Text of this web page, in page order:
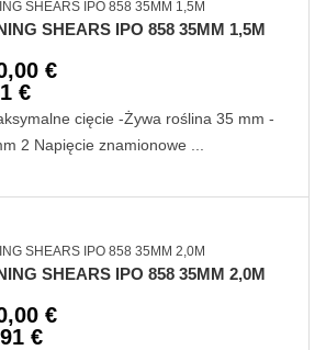
SHEARS IPO 858 35MM 1,5M
€
€
cięcie -Żywa roślina 35 mm -
2 Napięcie znamionowe ...
SHEARS IPO 858 35MM 2,0M
€
€